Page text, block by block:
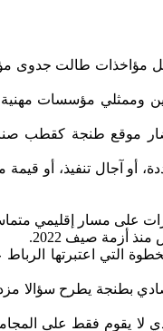
ظل مؤاخذات طالت جدوى
وممثلي مؤسسات
موقع طنجة كقطب
أو آجال تنفيذ، أو قيمة
على مسار إقليمي
أزمة صيف 2022.
توتر عقب استقبال الرئيس التونسي قيس سعيد زعيم جبهة البوليساريو إبراهيم غالي خلال قمة “تيكاد” في غشت 2022، وهي الخطوة التي
بطنجة يطرح سؤالا
لا يقوم فقط على